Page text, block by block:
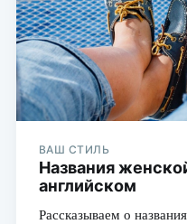
ВАШ СТИЛЬ
Названия
английском
Рассказываем о